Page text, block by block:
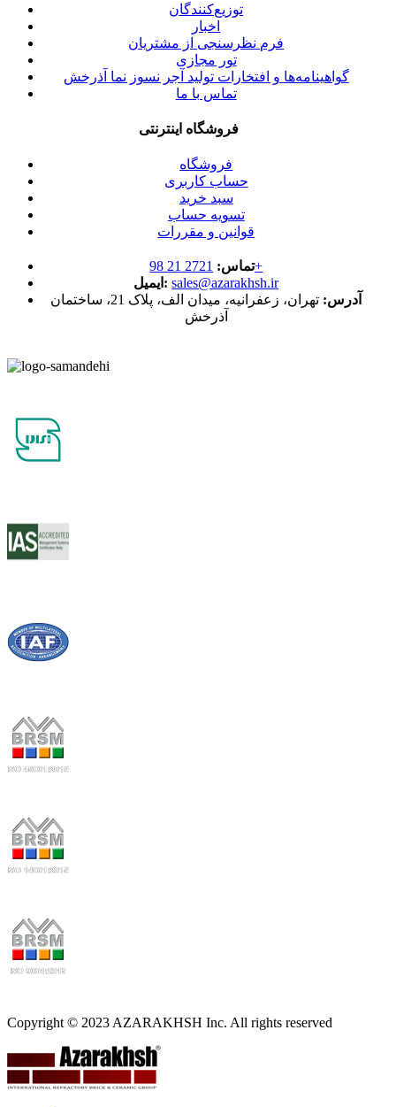
توزیع‌کنندگان
اخبار
فرم نظرسنجی از مشتریان
تور مجازی
گواهینامه‌ها و افتخارات تولید آجر نسوز نما آذرخش
تماس با ما
فروشگاه اینترنتی
فروشگاه
حساب کاربری
سبد خرید
تسویه حساب
قوانین و مقررات
تماس:2721 21 98+
ایمیل: sales@azarakhsh.ir
آدرس:
تهران، زعفرانیه، میدان الف، پلاک 21، ساختمان
آذرخش
Copyright © 2023 AZARAKHSH Inc. All rights reserved